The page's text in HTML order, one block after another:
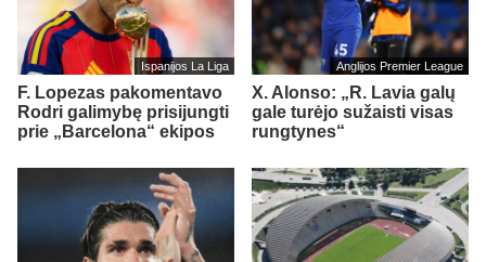
Ispanijos La Liga
F. Lopezas pakomentavo
Rodri galimybę prisijungti
prie „Barcelona“ ekipos
Anglijos Premier League
X. Alonso: „R. Lavia galų
gale turėjo sužaisti visas
rungtynes“